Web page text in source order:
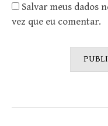
Salvar meus dados
vez que eu comentar.